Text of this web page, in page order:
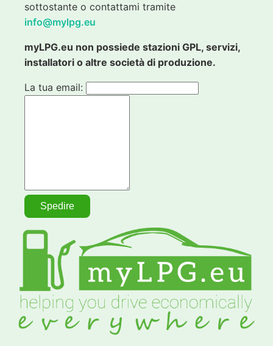
sottostante o contattami tramite
info@mylpg.eu
myLPG.eu non possiede stazioni GPL, servizi,
installatori o altre società di produzione.
La tua email: